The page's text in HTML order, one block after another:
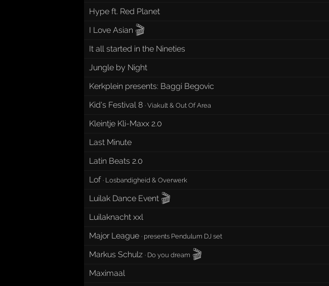
Hype ft. Red Planet
I Love Asian 🎬
It all started in the Nineties
Jungle by Night
Kerkplein presents: Baggi Begovic
Kid's Festival 8 ·Viakult & Out Of Area
Kleintje Kli-Maxx 2.0
Last Minute
Latin Beats 2.0
Lof · Losbandigheid & Overwerk
Luilak Dance Event 🎬
Luilaknacht xxl
Major League · presents Pendulum DJ set
Markus Schulz · Do you dream 🎬
Maximaal